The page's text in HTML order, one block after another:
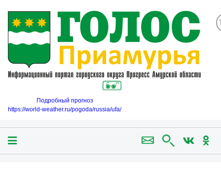
Подробный прогноз
https://world-weather.ru/pogoda/russia/ufa/